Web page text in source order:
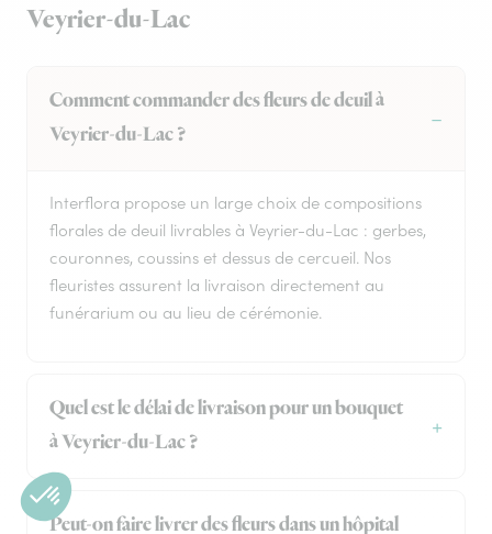
Veyrier-du-Lac
Comment commander des fleurs de deuil à
Veyrier-du-Lac ?
Interflora propose un large choix de compositions
florales de deuil livrables à Veyrier-du-Lac : gerbes,
couronnes, coussins et dessus de cercueil. Nos
fleuristes assurent la livraison directement au
funérarium ou au lieu de cérémonie.
Quel est le délai de livraison pour un bouquet
à Veyrier-du-Lac ?
Peut-on faire livrer des fleurs dans un hôpital